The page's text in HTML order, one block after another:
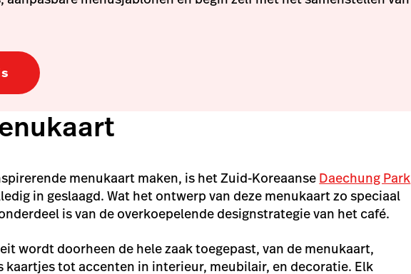
menukaart maken, is het Zuid-Koreaanse Daechung Park
in geslaagd. Wat het ontwerp van deze menukaart zo speciaal
is van de overkoepelende designstrategie van het café.
wordt doorheen de hele zaak toegepast, van de menukaart,
kaartjes tot accenten in interieur, meubilair, en decoratie. Elk